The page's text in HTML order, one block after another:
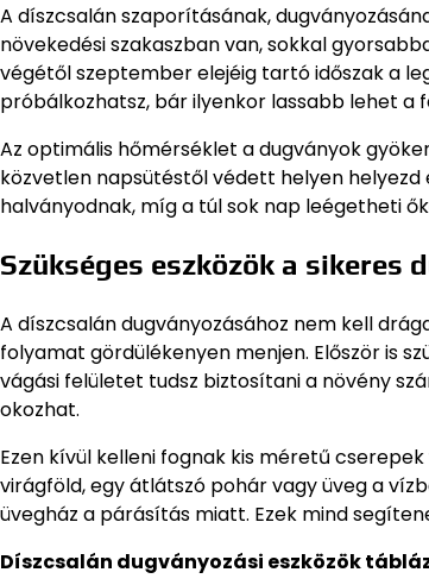
A díszcsalán szaporításának,
növekedési szakaszban van, sokkal
végétől szeptember elejéig tartó időszak a
próbálkozhatsz, bár ilyenkor lassabb lehet a
Az optimális hőmérséklet a dugványok
közvetlen napsütéstől védett helyen helyezd
halványodnak, míg a túl sok nap leégetheti
Szükséges eszközök a sikeres
A díszcsalán dugványozásához nem kell
folyamat gördülékenyen menjen. Először is
vágási felületet tudsz biztosítani a növény
okozhat.
Ezen kívül kelleni fognak kis méretű
virágföld, egy átlátszó pohár vagy üveg a
üvegház a párásítás miatt. Ezek mind
Díszcsalán dugványozási eszközök